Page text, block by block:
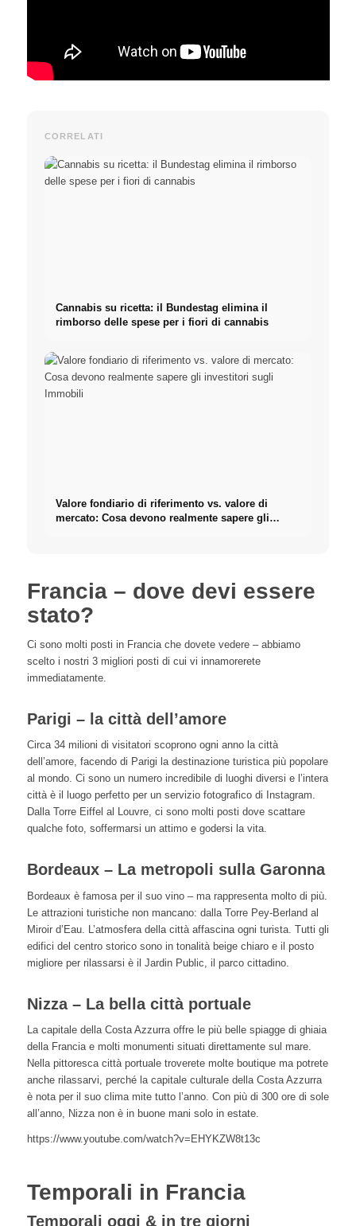
CORRELATI
Cannabis su ricetta: il Bundestag elimina il
rimborso delle spese per i fiori di cannabis
Valore fondiario di riferimento vs. valore di
mercato: Cosa devono realmente sapere gli
Francia – dove devi essere
stato?
Ci sono molti posti in Francia che dovete vedere – abbiamo
scelto i nostri 3 migliori posti di cui vi innamorerete
immediatamente.
Parigi – la città dell’amore
Circa 34 milioni di visitatori scoprono ogni anno la città
dell’amore, facendo di Parigi la destinazione turistica più popolare
al mondo. Ci sono un numero incredibile di luoghi diversi e l’intera
città è il luogo perfetto per un servizio fotografico di Instagram.
Dalla Torre Eiffel al Louvre, ci sono molti posti dove scattare
qualche foto, soffermarsi un attimo e godersi la vita.
Bordeaux – La metropoli sulla Garonna
Bordeaux è famosa per il suo vino – ma rappresenta molto di più.
Le attrazioni turistiche non mancano: dalla Torre Pey-Berland al
Miroir d’Eau. L’atmosfera della città affascina ogni turista. Tutti gli
edifici del centro storico sono in tonalità beige chiaro e il posto
migliore per rilassarsi è il Jardin Public, il parco cittadino.
Nizza – La bella città portuale
La capitale della Costa Azzurra offre le più belle spiagge di ghiaia
della Francia e molti monumenti situati direttamente sul mare.
Nella pittoresca città portuale troverete molte boutique ma potrete
anche rilassarvi, perché la capitale culturale della Costa Azzurra
è nota per il suo clima mite tutto l’anno. Con più di 300 ore di sole
all’anno, Nizza non è in buone mani solo in estate.
https://www.youtube.com/watch?v=EHYKZW8t13c
Temporali in Francia
Temporali oggi & in tre giorni